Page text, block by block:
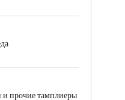
и прочие тамплиеры